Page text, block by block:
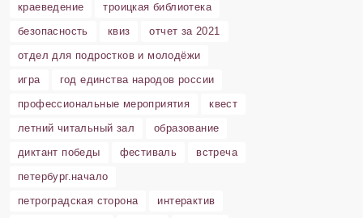
краеведение
троицкая библиотека
безопасность
квиз
отчет за 2021
отдел для подростков и молодёжи
игра
год единства народов россии
профессиональные мероприятия
квест
летний читальный зал
образование
диктант победы
фестиваль
встреча
петербург.начало
петроградская сторона
интерактив